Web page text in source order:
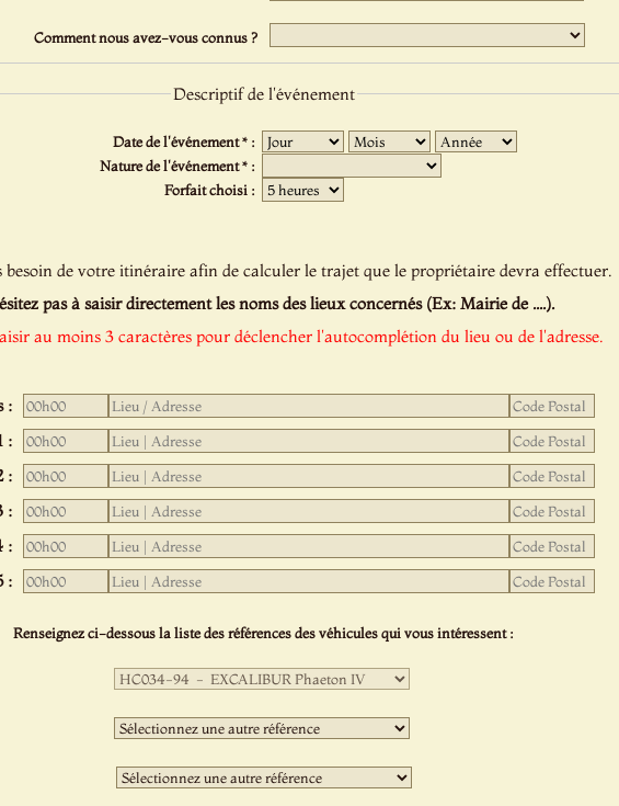
Comment nous avez-vous connus ?
Descriptif de l'événement
Date de l'événement * : Jour
Nature de l'événement * :
Forfait choisi :
besoin de votre itinéraire afin de calculer le trajet que le propriétaire devra effectuer.
pas à saisir directement les noms des lieux concernés (Ex: Mairie de ....).
au moins 3 caractères pour déclencher l'autocomplétion du lieu ou de l'adresse.
:
:
:
:
:
:
Renseignez ci-dessous la liste des références des véhicules qui vous intéressent :
Première
sélection
:Deuxième
sélection
:Troisième
sélection